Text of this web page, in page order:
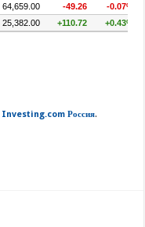
Investing.com Россия.